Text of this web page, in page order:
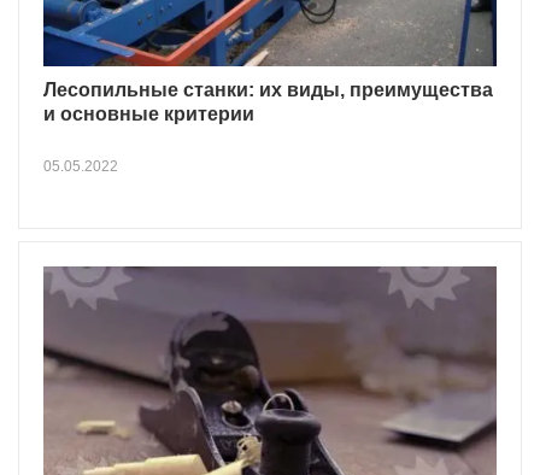
Лесопильные станки: их виды, преимущества
и основные критерии
05.05.2022